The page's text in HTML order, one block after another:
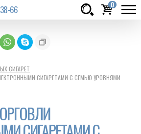
66 0
СИГАРЕТ
СИГАРЕТАМИ С СЕМЬЮ УРОВНЯМИ